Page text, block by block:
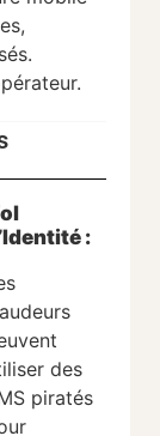
:
des
piratés